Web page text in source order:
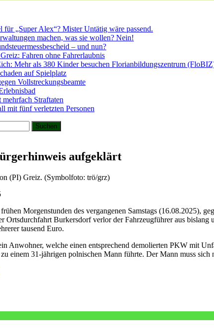
für „Super Alex“? Mister Untätig wäre passend.
machen, was sie wollen? Nein!
– und nun?
Fahren ohne Fahrerlaubnis
Mehr als 380 Kinder besuchen Florianbildungszentrum
auf Spielplatz
Vollstreckungsbeamte
mehrfach Straftaten
mit fünf verletzten Personen
aufgeklärt
(PI) Greiz. (Symbolfoto: trö/grz)
Morgenstunden des vergangenen Samstags (16.08.2025),
Ortsdurchfahrt Burkersdorf verlor der Fahrzeugführer aus
tausend Euro.
Anwohner, welche einen entsprechend demolierten PKW mit
einem 31-jährigen polnischen Mann führte. Der Mann muss